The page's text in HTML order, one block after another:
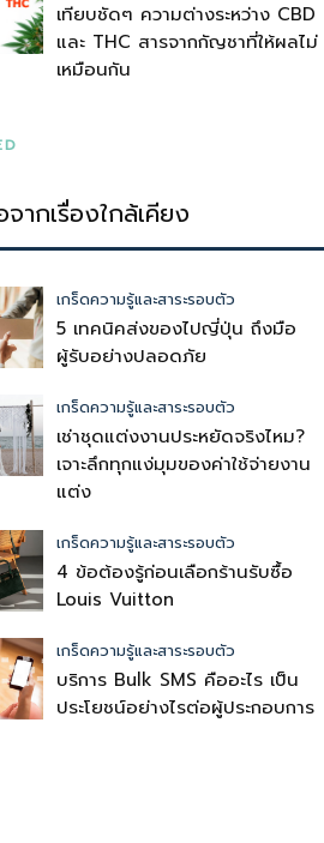
เทียบชัดๆ ความต่างระหว่าง CBD
และ THC สารจากกัญชาที่ให้ผลไม่
เหมือนกัน
ากเรื่องใกล้เคียง
เกร็ดความรู้และสาระรอบตัว
5 เทคนิคส่งของไปญี่ปุ่น ถึงมือ
ผู้รับอย่างปลอดภัย
เกร็ดความรู้และสาระรอบตัว
เช่าชุดแต่งงานประหยัดจริงไหม?
เจาะลึกทุกแง่มุมของค่าใช้จ่ายงาน
แต่ง
เกร็ดความรู้และสาระรอบตัว
4 ข้อต้องรู้ก่อนเลือกร้านรับซื้อ
Louis Vuitton
เกร็ดความรู้และสาระรอบตัว
บริการ Bulk SMS คืออะไร เป็น
ประโยชน์อย่างไรต่อผู้ประกอบการ